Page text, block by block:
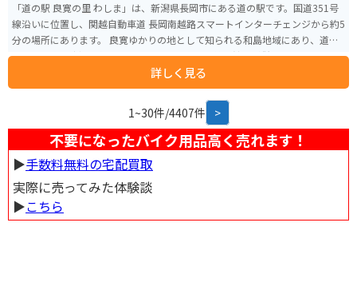
「道の駅 良寛の里 わしま」は、新潟県長岡市にある道の駅です。国道351号
線沿いに位置し、関越自動車道 長岡南越路スマートインターチェンジから約5
分の場所にあります。 良寛ゆかりの地として知られる和島地域にあり、道の
駅には良寛の生涯や作品を紹介する「良寛の里美術館」が併設されていま
す。館内には、良寛の書や絵画、愛用品などが展示されており、良寛の人柄
や思想に触れることができます。 また、道の駅には、地元の農産物や特産品
を販売する直売所や、地元食材を使った料理を提供するレストランもありま
です。長岡南越路スマートインターチェンジから近いこともあり、ツーリン
グの休憩場所としても最適です。 周辺には、良寛が晩年を過ごした「五合
庵」や、良寛が修行したとされる「国上山」など、良寛ゆかりの観光スポッ
トが点在しています。道の駅を拠点に、良寛ゆかりの地を巡るのもおすすめ
です。 名産品としては、地元産の米粉を使った「良寛さまも食べたかも」と
いうユニークなネーミングのどら焼きや、良寛が愛したとされる「はす茶」
詳しく見る
1~30件/4407件 >
不要になったバイク用品高く売れます！
▶︎手数料無料の宅配買取
実際に売ってみた体験談
▶︎こちら